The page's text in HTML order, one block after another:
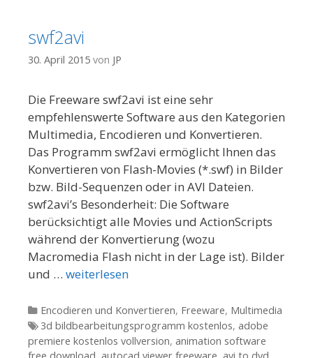
swf2avi
30. April 2015 von JP
Die Freeware swf2avi ist eine sehr
empfehlenswerte Software aus den Kategorien
Multimedia, Encodieren und Konvertieren.
Das Programm swf2avi ermöglicht Ihnen das
Konvertieren von Flash-Movies (*.swf) in Bilder
bzw. Bild-Sequenzen oder in AVI Dateien.
swf2avi’s Besonderheit: Die Software
berücksichtigt alle Movies und ActionScripts
während der Konvertierung (wozu
Macromedia Flash nicht in der Lage ist). Bilder
und … weiterlesen
Kategorien
Encodieren und Konvertieren, Freeware, Multimedia
Tags
3d bildbearbeitungsprogramm kostenlos, adobe
premiere kostenlos vollversion, animation software
free download, autocad viewer freeware, avi to dvd